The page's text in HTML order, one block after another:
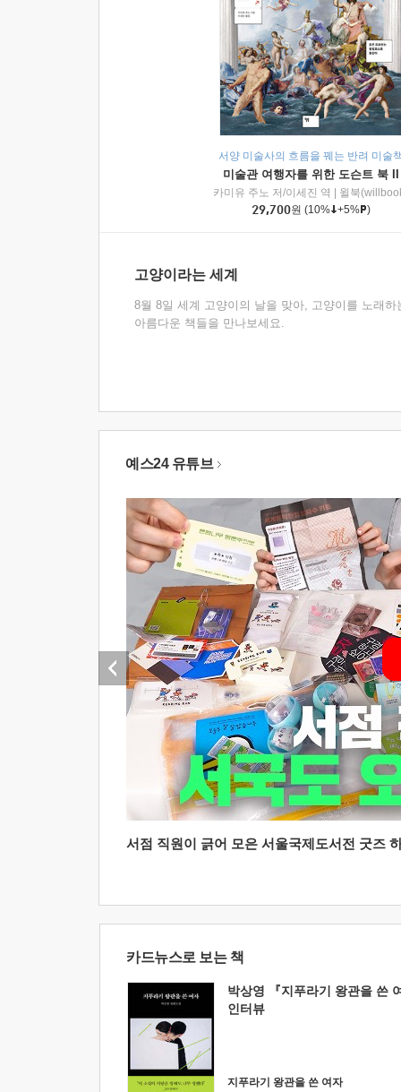
서양 미술사의 흐름을 꿰는 반려 미술
미술관 여행자를 위한 도슨트 북 II
카미유 주노 저/이세진 역
윌북
29,700원 (10% +5% )
고양이라는 세계
8월 8일 세계 고양이의 날을 맞아, 고양이를 노래하
아름다운 책들을 만나보세요.
예스24 유튜브
서점 직원이 긁어 모은 서울국제도서전 굿즈
카드뉴스로 보는 책
박상영 『지푸라기 왕관을 쓴
인터뷰
지푸라기 왕관을 쓴 여자